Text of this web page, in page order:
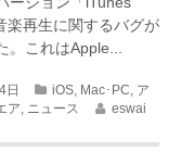
楽再生に関するバグが
。これはApple...
日 iOS, Mac･PC, ア
ア, ニュース eswai